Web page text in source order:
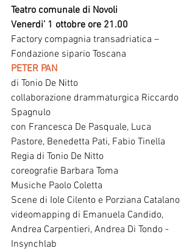
Teatro comunale di Novoli
Venerdi’ 1 ottobre ore 21.00
Factory compagnia transadriatica –
Fondazione sipario Toscana
PETER PAN
di Tonio De Nitto
collaborazione drammaturgica Riccardo
Spagnulo
con Francesca De Pasquale, Luca
Pastore, Benedetta Pati, Fabio Tinella
Regia di Tonio De Nitto
coreografie Barbara Toma
Musiche Paolo Coletta
Scene di Iole Cilento e Porziana Catalano
videomapping di Emanuela Candido,
Andrea Carpentieri, Andrea Di Tondo -
Insynchlab